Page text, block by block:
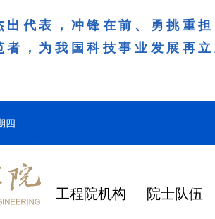
代表，冲锋在前、勇挑重
，为我国科技事业发展再立
四
工程院机构 院士队伍